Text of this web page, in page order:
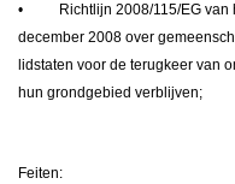
• Richtlijn 2008/115/EG van
december 2008 over
lidstaten voor de terugkeer van
hun grondgebied verblijven;
Feiten: